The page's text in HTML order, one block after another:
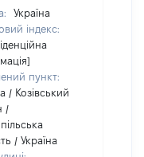
Україна
індекс:
пункт:
/ Козівський
/
/ Україна